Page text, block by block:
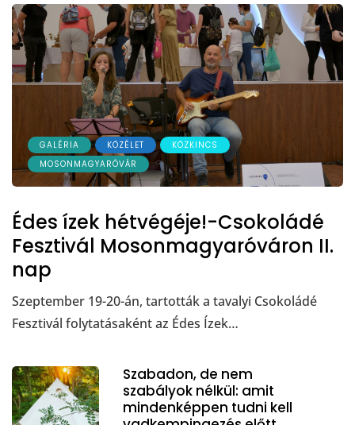
GALÉRIA KÖZÉLET
KÖZKINCS
MOSONMAGYARÓVÁR
Édes ízek hétvégéje!-Csokoládé
Fesztivál Mosonmagyaróváron II.
nap
Szeptember 19-20-án, tartották a tavalyi Csokoládé
Fesztivál folytatásaként az Édes Ízek…
Szabadon, de nem
szabályok nélkül: amit
mindenképpen tudni kell